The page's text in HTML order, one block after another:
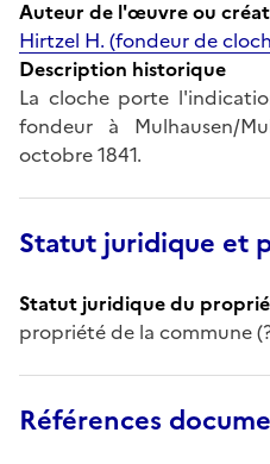
Auteur de l'œuvre ou
Hirtzel H. (fondeur de
Description historique
La cloche porte
fondeur à Mulhausen/
octobre 1841.
Statut juridique et
Statut juridique du
propriété de la commune
Références